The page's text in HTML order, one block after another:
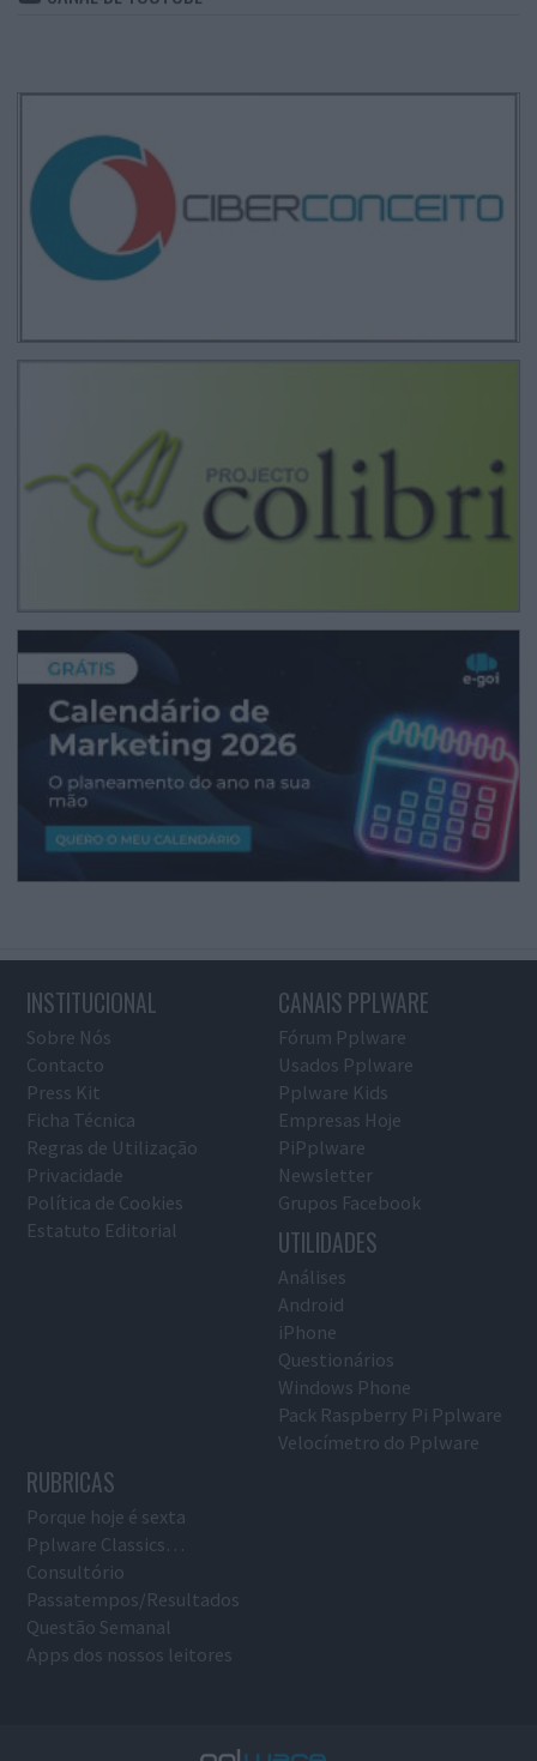
INSTITUCIONAL
Sobre Nós
Contacto
Press Kit
Ficha Técnica
Regras de Utilização
Privacidade
Política de Cookies
Estatuto Editorial
CANAIS PPLWARE
Fórum Pplware
Usados Pplware
Pplware Kids
Empresas Hoje
PiPplware
Newsletter
Grupos Facebook
UTILIDADES
Análises
Android
iPhone
Questionários
Windows Phone
Pack Raspberry Pi Pplware
Velocímetro do Pplware
RUBRICAS
Porque hoje é sexta
Pplware Classics…
Consultório
Passatempos/Resultados
Questão Semanal
Apps dos nossos leitores